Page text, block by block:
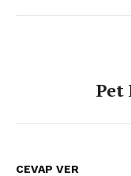
Pet
CEVAP VER